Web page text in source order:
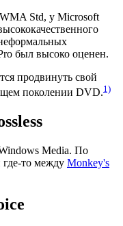
Std, у Microsoft
был высоко оценен.
продвинуть свой
поколении DVD.1)
Media. По
где-то между Monkey's